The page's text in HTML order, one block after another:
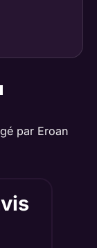
par Eroan